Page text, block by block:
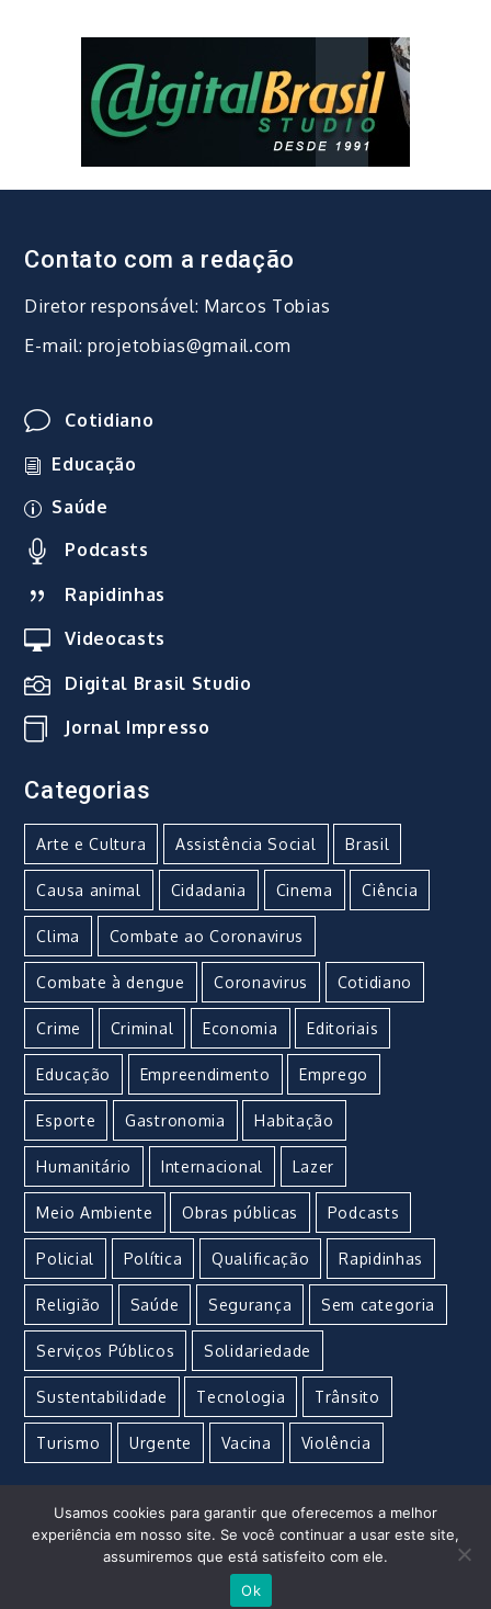
Contato com a redação
Diretor responsável: Marcos Tobias
E-mail: projetobias@gmail.com
Cotidiano
Educação
Saúde
Podcasts
Rapidinhas
Videocasts
Digital Brasil Studio
Jornal Impresso
Categorias
Arte e Cultura Assistência Social Brasil
Causa animal Cidadania Cinema Ciência
Clima Combate ao Coronavirus
Combate à dengue Coronavirus Cotidiano
Crime Criminal Economia Editoriais
Educação Empreendimento Emprego
Esporte Gastronomia Habitação
Humanitário Internacional Lazer
Meio Ambiente Obras públicas Podcasts
Policial Política Qualificação Rapidinhas
Religião Saúde Segurança Sem categoria
Serviços Públicos Solidariedade
Sustentabilidade Tecnologia Trânsito
Turismo Urgente Vacina Violência
Imperial Marketing e Propaganda © Copyright 2021 –
Todos os direitos reservados
Usamos cookies para garantir que oferecemos a melhor
experiência em nosso site. Se você continuar a usar este site,
assumiremos que está satisfeito com ele.
Ok